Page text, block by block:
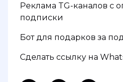
Реклама TG-каналов с
подписки
Бот для подарков за
Сделать ссылку на